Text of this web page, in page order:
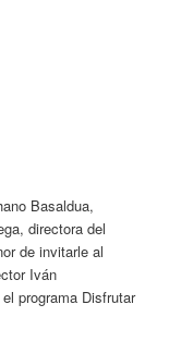
Basaldua,
directora del
de invitarle al
Iván
programa Disfrutar